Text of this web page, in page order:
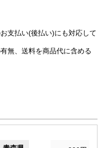
支払い(後払い)にも対応して
無、送料を商品代に含める